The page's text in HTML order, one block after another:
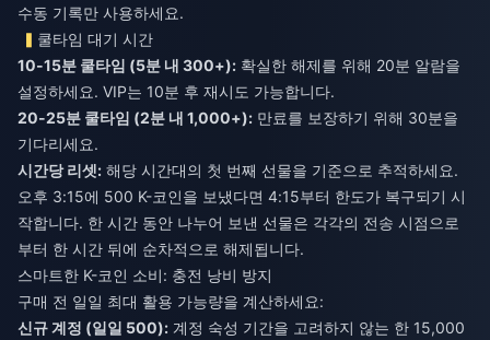
수동 기록만 사용하세요.
쿨타임 대기 시간
10-15분 쿨타임 (5분 내 300+): 확실한 해제를 위해 20분 알람을
설정하세요. VIP는 10분 후 재시도 가능합니다.
20-25분 쿨타임 (2분 내 1,000+): 만료를 보장하기 위해 30분을
기다리세요.
시간당 리셋: 해당 시간대의 첫 번째 선물을 기준으로 추적하세요.
오후 3:15에 500 K-코인을 보냈다면 4:15부터 한도가 복구되기 시
작합니다. 한 시간 동안 나누어 보낸 선물은 각각의 전송 시점으로
부터 한 시간 뒤에 순차적으로 해제됩니다.
스마트한 K-코인 소비: 충전 낭비 방지
구매 전 일일 최대 활용 가능량을 계산하세요:
신규 계정 (일일 500): 계정 숙성 기간을 고려하지 않는 한 15,000